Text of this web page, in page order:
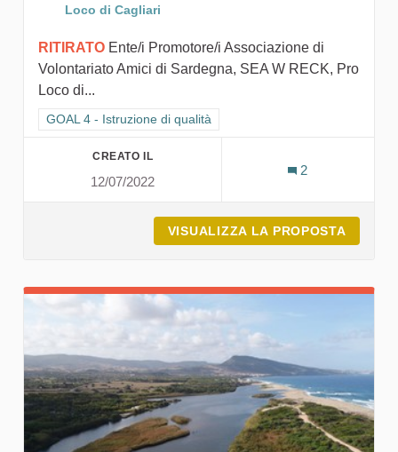
Loco di Cagliari
RITIRATO Ente/i Promotore/i Associazione di
Volontariato Amici di Sardegna, SEA W RECK, Pro
Loco di...
Filtra i risultati per categoria: GOAL 4 - Istruzione di qualità
GOAL 4 - Istruzione di qualità
CREATO IL
12/07/2022
2
VISUALIZZA LA PROPOSTA